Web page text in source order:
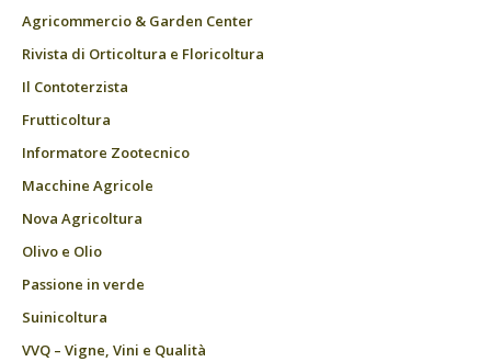
Agricommercio & Garden Center
Rivista di Orticoltura e Floricoltura
Il Contoterzista
Frutticoltura
Informatore Zootecnico
Macchine Agricole
Nova Agricoltura
Olivo e Olio
Passione in verde
Suinicoltura
VVQ – Vigne, Vini e Qualità